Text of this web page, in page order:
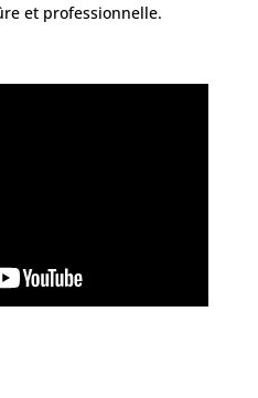
et professionnelle.